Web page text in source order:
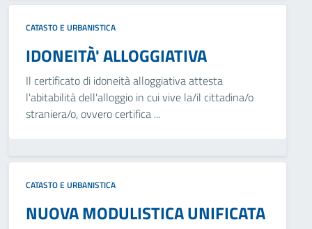
CATASTO E URBANISTICA
IDONEITÀ' ALLOGGIATIVA
Il certificato di idoneità alloggiativa attesta
l'abitabilità dell'alloggio in cui vive la/il cittadina/o
straniera/o, ovvero certifica ...
CATASTO E URBANISTICA
NUOVA MODULISTICA UNIFICATA